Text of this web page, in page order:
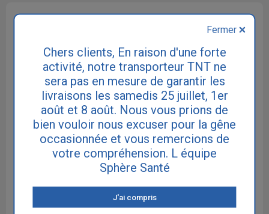
5 avispour ce produit
Note : 4.8 / 5
Jacques(92), France métropolitaine le 30/04/2026
J'ai reçu plusieurs protections Lady Max+ dépourvues de
languette adhésive , lors de ma dernière commande,. Elles sont
remarquablement adaptées à l'incontinence masculine Je compte sur
vous, pour remédier à cet inconvénient. Cordialement. Ja...
Chers clients, En raison d'une forte
activité, notre transporteur TNT ne
sera pas en mesure de garantir les
livraisons les samedis 25 juillet, 1er
août et 8 août. Nous vous prions de
bien vouloir nous excuser pour la gêne
occasionnée et vous remercions de
votre compréhension. L équipe
Sphère Santé
J'ai compris
Fermer